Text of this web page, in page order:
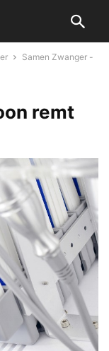
Samen Zwanger -
remt